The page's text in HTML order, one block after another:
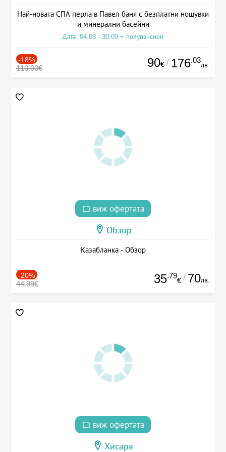
Най-новата СПА перла в Павел баня с безплатни нощувки
и минерални басейни
Дата: 04.08 - 30.09 + полупансион
-18%
110.00€ 90€ / 176.03
лв.
виж офертата
Обзор
Казабланка - Обзор
-20%
44.99€ 35.79
€ / 70лв.
виж офертата
Хисаря